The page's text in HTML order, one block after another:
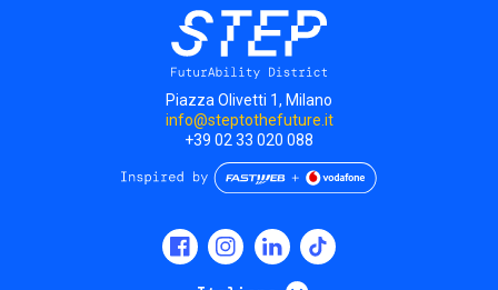
Piazza Olivetti 1, Milano
info@steptothefuture.it
+39 02 33 020 088
Mostra ulteriori